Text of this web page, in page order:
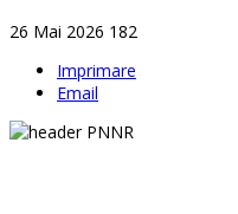
26 Mai 2026 182
Imprimare
Email